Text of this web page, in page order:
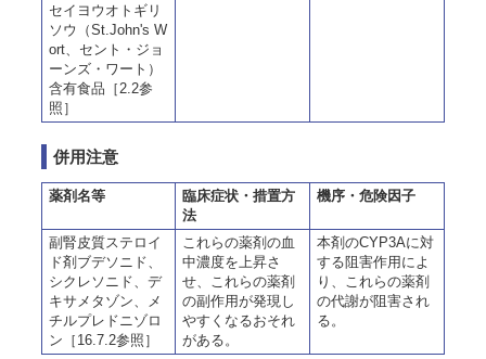
セイヨウオトギリ
ソウ（St.John's W
ort、セント・ジョ
ーンズ・ワート）
含有食品［2.2参
照］
併用注意
薬剤名等
臨床症状・措置方
法
機序・危険因子
副腎皮質ステロイ
ド剤ブデソニド、
シクレソニド、デ
キサメタゾン、メ
チルプレドニゾロ
ン［16.7.2参照］
これらの薬剤の血
中濃度を上昇さ
せ、これらの薬剤
の副作用が発現し
やすくなるおそれ
がある。
本剤のCYP3Aに対
する阻害作用によ
り、これらの薬剤
の代謝が阻害され
る。